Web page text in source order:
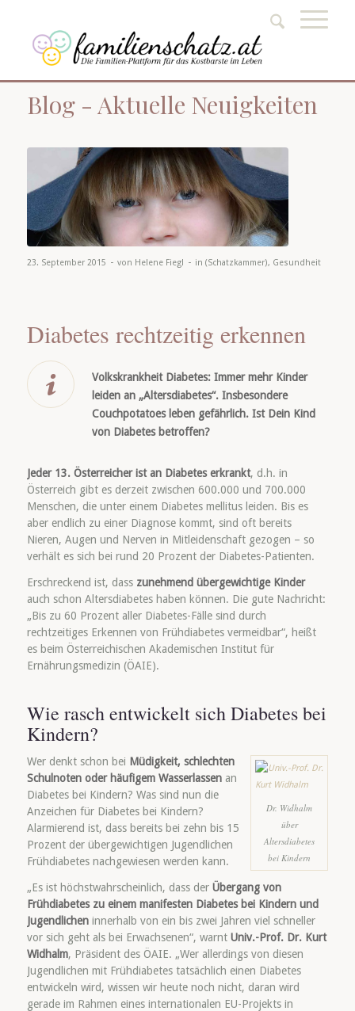
Blog - Aktuelle Neuigkeiten
23. September 2015 - von Helene Fiegl - in (Schatzkammer), Gesundheit
Diabetes rechtzeitig erkennen
Volkskrankheit Diabetes: Immer mehr Kinder
leiden an „Altersdiabetes“. Insbesondere
Couchpotatoes leben gefährlich. Ist Dein Kind
von Diabetes betroffen?
Jeder 13. Österreicher ist an Diabetes erkrankt, d.h. in
Österreich gibt es derzeit zwischen 600.000 und 700.000
Menschen, die unter einem Diabetes mellitus leiden. Bis es
aber endlich zu einer Diagnose kommt, sind oft bereits
Nieren, Augen und Nerven in Mitleidenschaft gezogen – so
verhält es sich bei rund 20 Prozent der Diabetes-Patienten.
Erschreckend ist, dass zunehmend übergewichtige Kinder
auch schon Altersdiabetes haben können. Die gute Nachricht:
„Bis zu 60 Prozent aller Diabetes-Fälle sind durch
rechtzeitiges Erkennen von Frühdiabetes vermeidbar“, heißt
es beim Österreichischen Akademischen Institut für
Ernährungsmedizin (ÖAIE).
Wie rasch entwickelt sich Diabetes bei
Kindern?
Dr. Widhalm
über
Altersdiabetes
bei Kindern
Wer denkt schon bei Müdigkeit, schlechten
Schulnoten oder häufigem Wasserlassenan
Diabetes bei Kindern? Was sind nun die
Anzeichen für Diabetes bei Kindern?
Alarmierend ist, dass bereits bei zehn bis 15
Prozent der übergewichtigen Jugendlichen
Frühdiabetes nachgewiesen werden kann.
„Es ist höchstwahrscheinlich, dass der Übergang von
Frühdiabetes zu einem manifesten Diabetes bei Kindern und
Jugendlicheninnerhalb von ein bis zwei Jahren viel schneller
vor sich geht als bei Erwachsenen“, warnt Univ.-Prof. Dr. Kurt
Widhalm, Präsident des ÖAIE. „Wer allerdings von diesen
Jugendlichen mit Frühdiabetes tatsächlich einen Diabetes
entwickeln wird, wissen wir heute noch nicht, daran wird
gerade im Rahmen eines internationalen EU-Projekts in